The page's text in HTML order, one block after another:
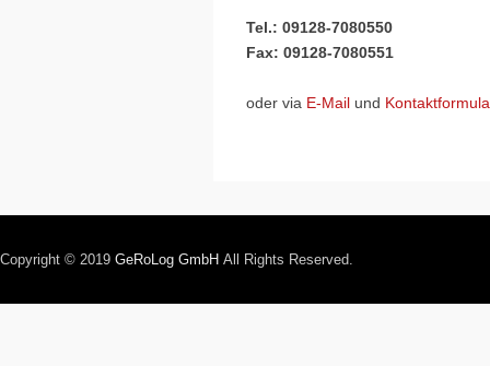
Tel.: 09128-7080550
Fax: 09128-7080551
oder via E-Mail und
Copyright © 2019 GeRoLog GmbH All Rights Reserved.